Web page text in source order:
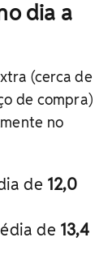
dia a
(cerca de
de compra)
no
de 12,0
de 13,4